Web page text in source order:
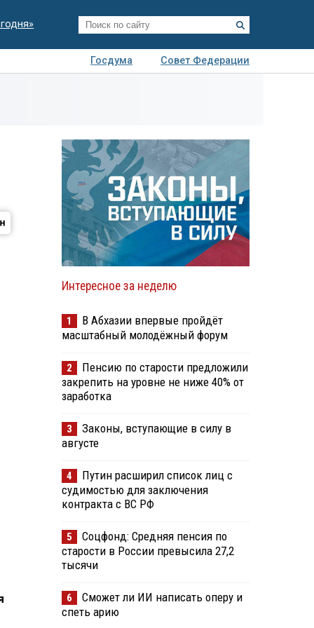
Госдума
Совет Федерации
Интересное за неделю
1
В Абхазии впервые пройдёт
масштабный молодёжный форум
2
Пенсию по старости предложили
закрепить на уровне не ниже 40% от
заработка
3
Законы, вступающие в силу в
августе
4
Путин расширил список лиц с
судимостью для заключения
контракта с ВС РФ
5
Соцфонд: Средняя пенсия по
старости в России превысила 27,2
тысячи
6
Сможет ли ИИ написать оперу и
спеть арию